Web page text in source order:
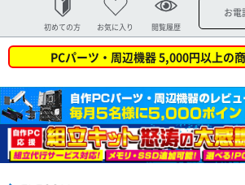
初めての方 お気に入り 閲覧履歴
お電
PCパーツ・周辺機器 5,000円以上の